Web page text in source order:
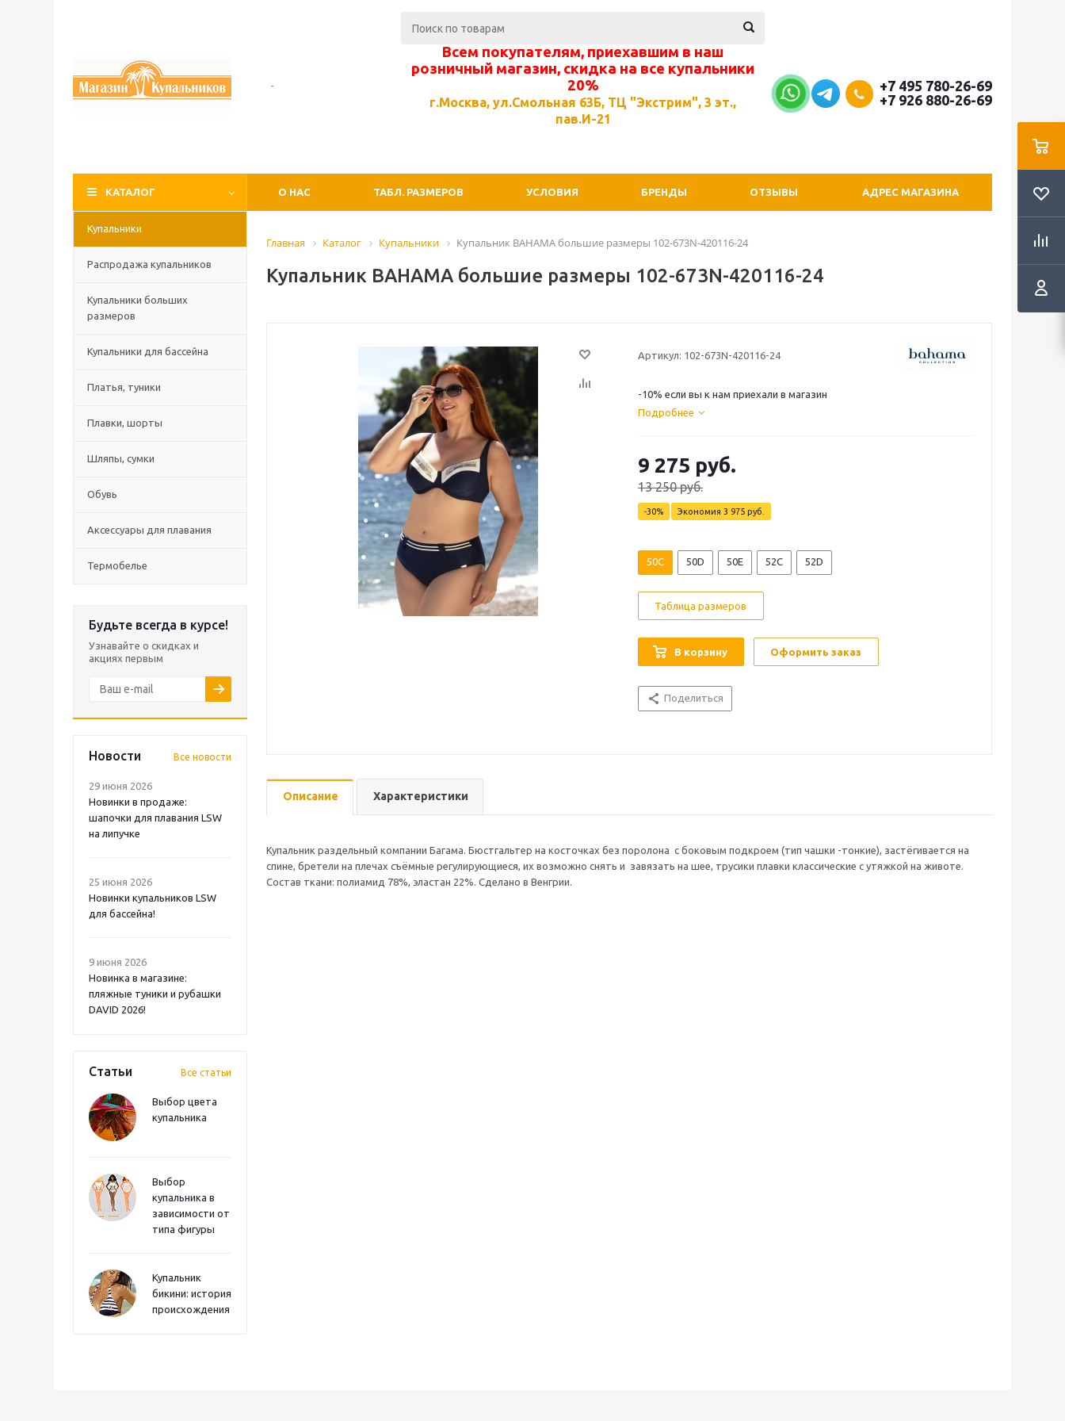
-
Всем покупателям, приехавшим в наш
розничный магазин, скидка на все купальники
20%
г.Москва, ул.Смольная 63Б, ТЦ "Экстрим", 3 эт.,
пав.И-21
+7 495 780-26-69
+7 926 880-26-69
КАТАЛОГ О НАС ТАБЛ. РАЗМЕРОВ УСЛОВИЯ БРЕНДЫ ОТЗЫВЫ АДРЕС МАГАЗИНА
Купальники
Распродажа купальников
Купальники больших
размеров
Купальники для бассейна
Платья, туники
Плавки, шорты
Шляпы, сумки
Обувь
Аксессуары для плавания
Термобелье
Будьте всегда в курсе!
Узнавайте о скидках и
акциях первым
Новости Все новости
29 июня 2026
Новинки в продаже:
шапочки для плавания LSW
на липучке
25 июня 2026
Новинки купальников LSW
для бассейна!
9 июня 2026
Новинка в магазине:
пляжные туники и рубашки
DAVID 2026!
Статьи Все статьи
Выбор цвета
купальника
Выбор
купальника в
зависимости от
типа фигуры
Купальник
бикини: история
происхождения
Главная Каталог Купальники Купальник BAHAMA большие размеры 102-673N-420116-24
Купальник BAHAMA большие размеры 102-673N-420116-24
Артикул: 102-673N-420116-24
-10% если вы к нам приехали в магазин
Подробнее
9 275 руб.
13 250руб.
-30% Экономия 3 975 руб.
50C 50D 50E 52C 52D
Таблица размеров
В корзину Оформить заказ
Поделиться
Описание Характеристики
Купальник раздельный компании Багама. Бюстгальтер на косточках без поролона с боковым подкроем (тип чашки -тонкие), застёгивается на
спине, бретели на плечах съёмные регулирующиеся, их возможно снять и завязать на шее, трусики плавки классические с утяжкой на животе.
Состав ткани: полиамид 78%, эластан 22%. Сделано в Венгрии.